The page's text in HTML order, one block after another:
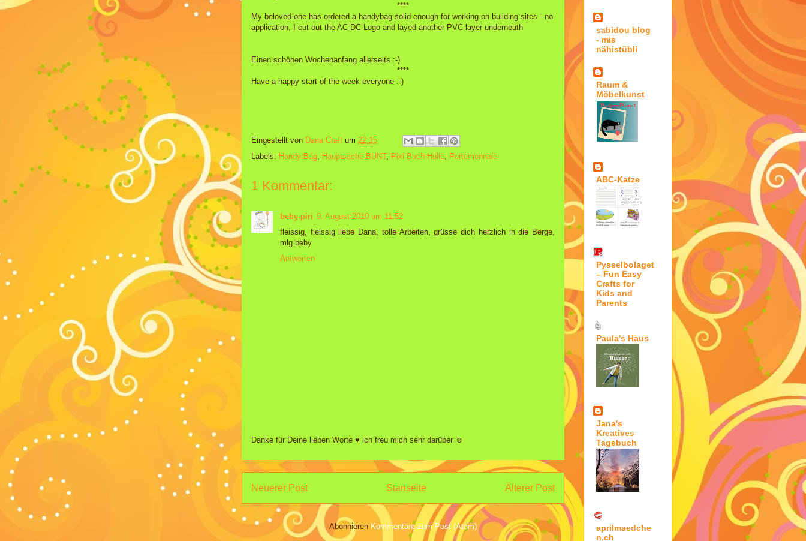
****
My beloved-one has ordered a handybag solid enough for working on building sites - no
application, I cut out the AC DC Logo and layed another PVC-layer underneath
Einen schönen Wochenanfang allerseits :-)
****
Have a happy start of the week everyone :-)
Eingestellt von Dana Craft um 22:15
Labels: Handy Bag Hauptsache BUNT, Pixi Buch Hülle Portemonnaie
1 Kommentar:
beby-piri 9. August 2010 um 11:52
fleissig, fleissig liebe Dana, tolle Arbeiten, grüsse dich herzlich in die Berge,
mlg beby
Antworten
Danke für Deine lieben Worte ♥ ich freu mich sehr darüber ☺
Neuerer Post Älterer Post
Startseite
Abonnieren Kommentare zum Post (Atom)
sabidou blog
- mis
nähistübli
Raum &
Möbelkunst
ABC-Katze
Pysselbolaget
– Fun Easy
Crafts for
Kids and
Parents
Paula's Haus
Jana's
Kreatives
Tagebuch
aprilmaedche
n.ch